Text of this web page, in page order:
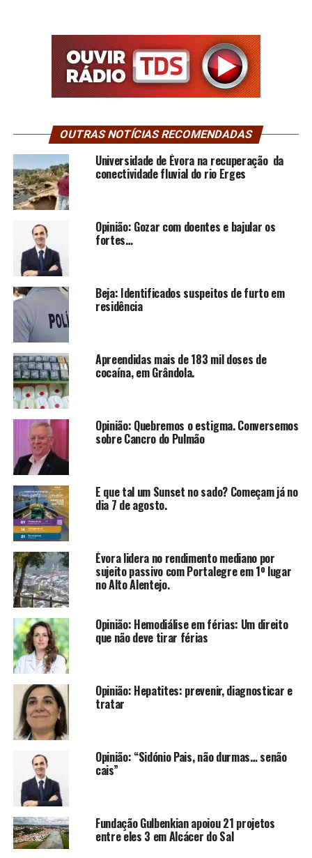
OUTRAS NOTÍCIAS RECOMENDADAS
Universidade de Évora na recuperação da
conectividade fluvial do rio Erges
Opinião: Gozar com doentes e bajular os
fortes…
Beja: Identificados suspeitos de furto em
residência
Apreendidas mais de 183 mil doses de
cocaína, em Grândola.
Opinião: Quebremos o estigma. Conversemos
sobre Cancro do Pulmão
E que tal um Sunset no sado? Começam já no
dia 7 de agosto.
Évora lidera no rendimento mediano por
sujeito passivo com Portalegre em 1º lugar
no Alto Alentejo.
Opinião: Hemodiálise em férias: Um direito
que não deve tirar férias
Opinião: Hepatites: prevenir, diagnosticar e
tratar
Opinião: “Sidónio Pais, não durmas… senão
cais”
Fundação Gulbenkian apoiou 21 projetos
entre eles 3 em Alcácer do Sal